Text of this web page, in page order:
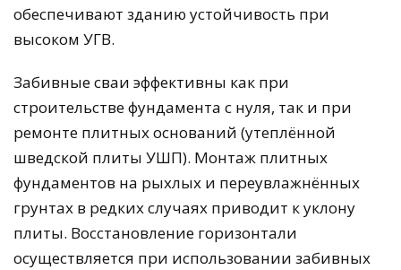
обеспечивают зданию устойчивость при
высоком УГВ.
Забивные сваи эффективны как при
строительстве фундамента с нуля, так и при
ремонте плитных оснований (утеплённой
шведской плиты УШП). Монтаж плитных
фундаментов на рыхлых и переувлажнённых
грунтах в редких случаях приводит к уклону
плиты. Восстановление горизонтали
осуществляется при использовании забивных